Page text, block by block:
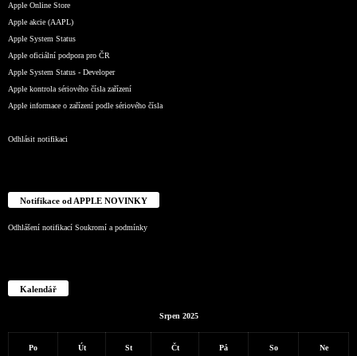
Apple Online Store
Apple akcie (AAPL)
Apple System Status
Apple oficiální podpora pro ČR
Apple System Status - Developer
Apple kontrola sériového čísla zařízení
Apple informace o zařízení podle sériového čísla
Odhlásit notifikaci
Notifikace od APPLE NOVINKY
Odhlášení notifikací Soukromí a podmínky
Kalendář
Srpen 2025
Po Út St Čt Pá So Ne